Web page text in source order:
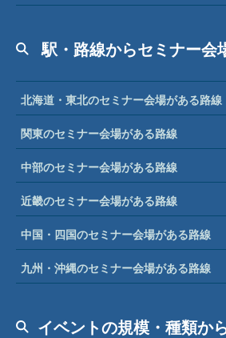
駅・路線からセミナー会
北海道・東北のセミナー会場がある路線
関東のセミナー会場がある路線
中部のセミナー会場がある路線
近畿のセミナー会場がある路線
中国・四国のセミナー会場がある路線
九州・沖縄のセミナー会場がある路線
イベントの規模・種類か